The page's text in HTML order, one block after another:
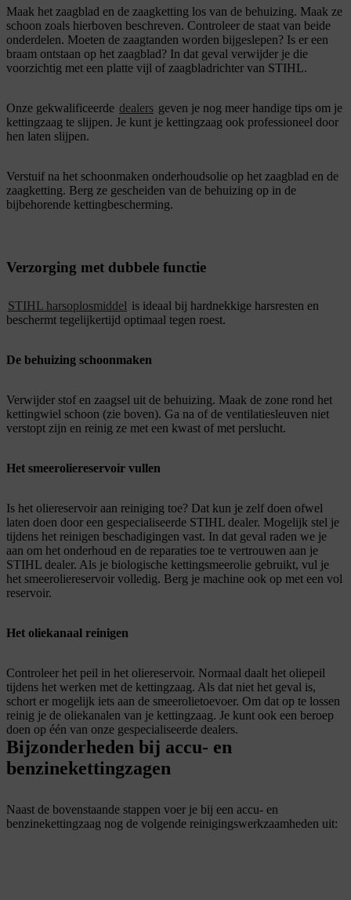
Maak het zaagblad en de zaagketting los van de behuizing. Maak ze
schoon zoals hierboven beschreven. Controleer de staat van beide
onderdelen. Moeten de zaagtanden worden bijgeslepen? Is er een
braam ontstaan op het zaagblad? In dat geval verwijder je die
voorzichtig met een platte vijl of zaagbladrichter van STIHL.
Onze gekwalificeerde dealers geven je nog meer handige tips om je
kettingzaag te slijpen. Je kunt je kettingzaag ook professioneel door
hen laten slijpen.
Verstuif na het schoonmaken onderhoudsolie op het zaagblad en de
zaagketting. Berg ze gescheiden van de behuizing op in de
bijbehorende kettingbescherming.
Verzorging met dubbele functie
STIHL harsoplosmiddel is ideaal bij hardnekkige harsresten en
beschermt tegelijkertijd optimaal tegen roest.
De behuizing schoonmaken
Verwijder stof en zaagsel uit de behuizing. Maak de zone rond het
kettingwiel schoon (zie boven). Ga na of de ventilatiesleuven niet
verstopt zijn en reinig ze met een kwast of met perslucht.
Het smeeroliereservoir vullen
Is het oliereservoir aan reiniging toe? Dat kun je zelf doen ofwel
laten doen door een gespecialiseerde STIHL dealer. Mogelijk stel je
tijdens het reinigen beschadigingen vast. In dat geval raden we je
aan om het onderhoud en de reparaties toe te vertrouwen aan je
STIHL dealer. Als je biologische kettingsmeerolie gebruikt, vul je
het smeeroliereservoir volledig. Berg je machine ook op met een vol
reservoir.
Het oliekanaal reinigen
Controleer het peil in het oliereservoir. Normaal daalt het oliepeil
tijdens het werken met de kettingzaag. Als dat niet het geval is,
schort er mogelijk iets aan de smeerolietoevoer. Om dat op te lossen
reinig je de oliekanalen van je kettingzaag. Je kunt ook een beroep
doen op één van onze gespecialiseerde dealers.
Bijzonderheden bij accu- en
benzinekettingzagen
Naast de bovenstaande stappen voer je bij een accu- en
benzinekettingzaag nog de volgende reinigingswerkzaamheden uit: